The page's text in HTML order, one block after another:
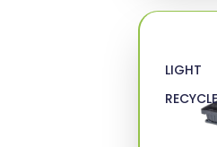
LIGHT